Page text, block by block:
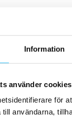
Information
använder cookies
för
användarna,
Högre